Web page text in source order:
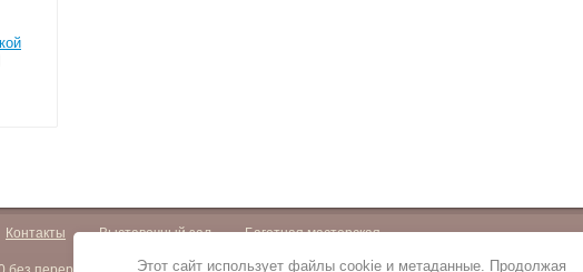
Контакты Выставочный зал Багетная мастерская
Этот сайт использует файлы cookie и метаданные. Продолжая